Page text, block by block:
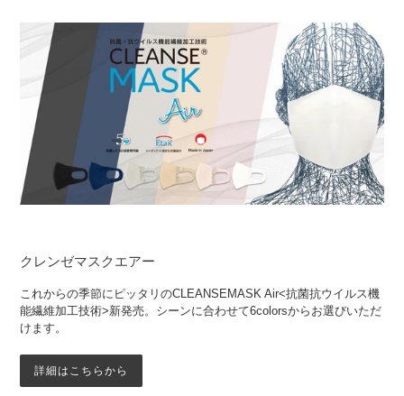
クレンゼマスクエアー
これからの季節にピッタリのCLEANSEMASK Air<抗菌抗ウイルス機
能繊維加工技術>新発売。シーンに合わせて6colorsからお選びいただ
けます。
詳細はこちらから